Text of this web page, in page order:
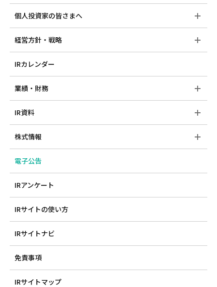
個人投資家の皆さまへ
経営方針・戦略
IRカレンダー
業績・財務
IR資料
株式情報
電子公告
IRアンケート
IRサイトの使い方
IRサイトナビ
免責事項
IRサイトマップ